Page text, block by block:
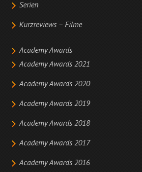
Serien
Kurzreviews – Filme
Academy Awards
Academy Awards 2021
Academy Awards 2020
Academy Awards 2019
Academy Awards 2018
Academy Awards 2017
Academy Awards 2016